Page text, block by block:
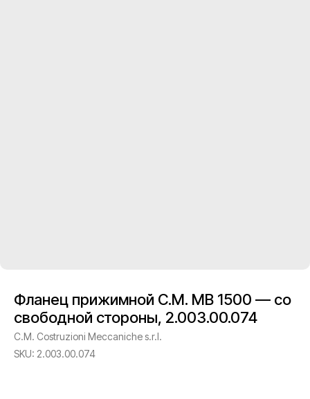
Фланец прижимной C.M. MB 1500 — со
свободной стороны, 2.003.00.074
C.M. Costruzioni Meccaniche s.r.l.
SKU: 2.003.00.074